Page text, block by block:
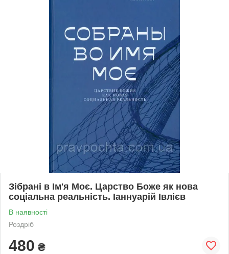
Зібрані в Ім'я Моє. Царство Боже як нова
соціальна реальність. Іаннуарій Івлієв
В наявності
Роздріб
480 ₴